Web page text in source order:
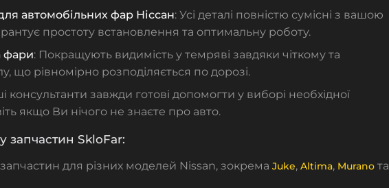
автомобільних фар Ніссан: Усі деталі повністю сумісні з вашою
простоту встановлення та оптимальну роботу.
фари: Покращують видимість у темряві завдяки чіткому та
що рівномірно розподіляється по дорозі.
консультанти завжди готові допомогти у виборі необхідної
якщо Ви нічого не знаєте про авто.
запчастин SkloFar:
для різних моделей Nissan, зокрема Juke, Altima, Murano та